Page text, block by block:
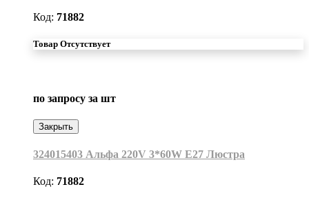
Код: 71882
Товар Отсутствует
по запросу за шт
Закрыть
324015403 Альфа 220V 3*60W Е27 Люстра
Код: 71882